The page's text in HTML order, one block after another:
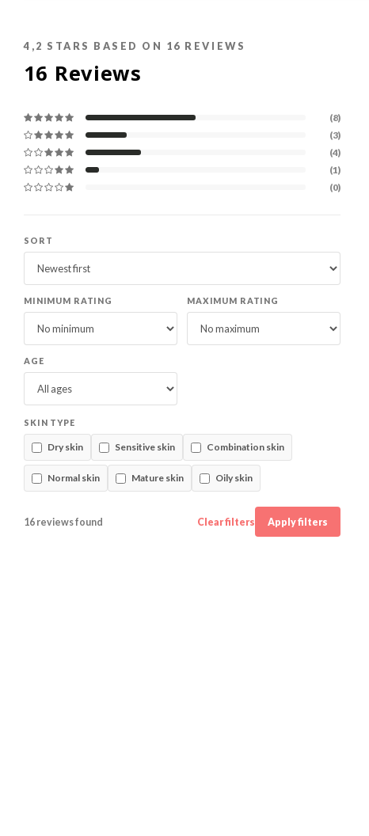
4,2 STARS BASED ON 16 REVIEWS
16 Reviews
(8)
(3)
(4)
(1)
(0)
SORT
MINIMUM RATING MAXIMUM RATING
AGE
SKIN TYPE
Dry skin Sensitive skin Combination skin
Normal skin Mature skin Oily skin
16 reviews found Clear filters Apply filters